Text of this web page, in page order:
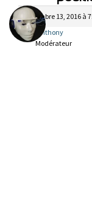
novembre 13, 2016 à
anthony
Modérateur